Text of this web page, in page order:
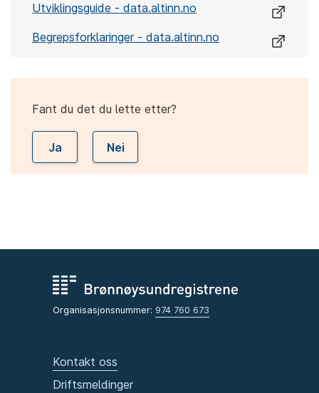
Utviklingsguide - data.altinn.no
Begrepsforklaringer - data.altinn.no
Fant du det du lette etter?
Ja Nei
Organisasjonsnummer: 974 760 673
Kontakt oss
Driftsmeldinger